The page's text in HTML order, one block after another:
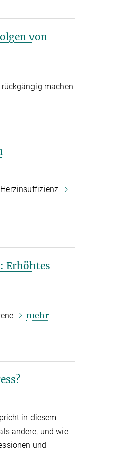
von
machen
Erhöhtes
mehr
in diesem
andere, und wie
und